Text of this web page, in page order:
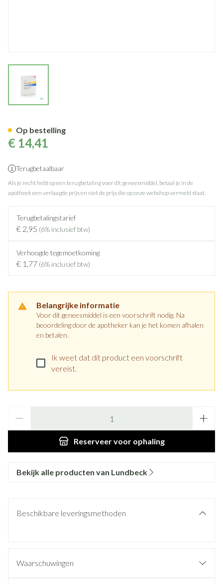
€ 14,41
Terugbetaalbaar
Als je recht hebt op een terugbetaling voor dit geneesmiddel, betaal je in de
apotheek een verlaagde prijs en niet de prijs die op onze webshop vermeld staat.
Terugbetalingstarief
€ 2,95 (6% inclusief btw)
Verhoogde tegemoetkoming
€ 1,77 (6% inclusief btw)
Belangrijke informatie
Voor dit geneesmiddel is een voorschrift nodig. Na
beoordeling door de apotheker kan je het komen afhalen
en betalen.
Ik weet dat dit product een voorschrift
vereist.
Reserveervoor ophaling
Op bestelling
Bekijk alle producten van Lundbeck
Beschikbare leveringsmethoden
Waarschuwingen